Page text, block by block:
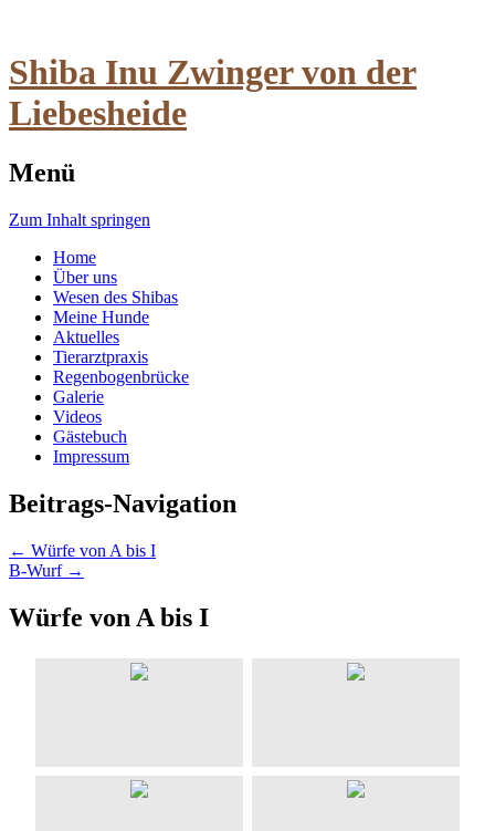
Shiba Inu Zwinger von der
Liebesheide
Menü
Zum Inhalt springen
Home
Über uns
Wesen des Shibas
Meine Hunde
Aktuelles
Tierarztpraxis
Regenbogenbrücke
Galerie
Videos
Gästebuch
Impressum
Beitrags-Navigation
← Würfe von A bis I
B-Wurf →
Würfe von A bis I